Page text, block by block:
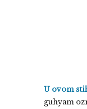
U ovom
guhyam